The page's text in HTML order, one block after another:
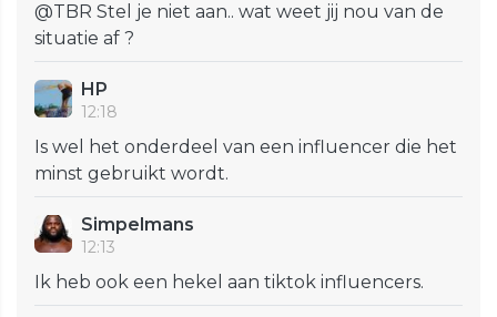
@TBR Stel je niet aan.. wat weet jij nou van de
situatie af ?
HP
12:18
Is wel het onderdeel van een influencer die het
minst gebruikt wordt.
Simpelmans
12:13
Ik heb ook een hekel aan tiktok influencers.